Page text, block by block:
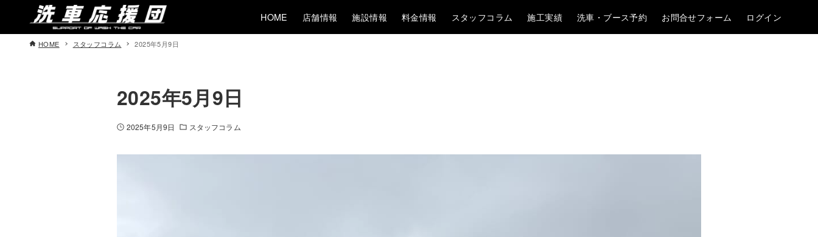
HOME 店舗情報 施設情報 料金情報 スタッフコラム 施工実績 洗車・ブース予約 お問合せフォーム ログイン
HOME スタッフコラム 2025年5月9日
2025年5月9日
2025年5月9日 スタッフコラム